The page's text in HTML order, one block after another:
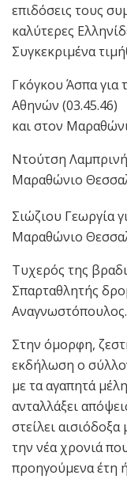
επιδόσεις τους
καλύτερες
Συγκεκριμένα
Γκόγκου Άσπα για
Αθηνών (03.45.46)
και στον
Ντούτση
Μαραθώνιο
Σιώζιου Γεωργία
Μαραθώνιο
Τυχερός της
Σπαρταθλητής
Αναγνωστόπουλος.
Στην όμορφη,
εκδήλωση ο
με τα αγαπητά
ανταλλάξει
στείλει
την νέα χρονιά
προηγούμενα έτη